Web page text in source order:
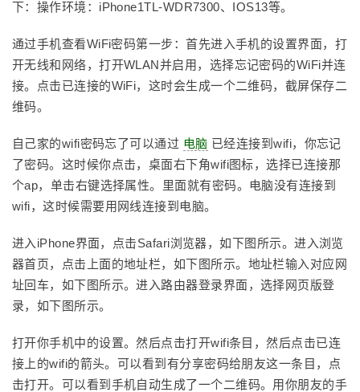
下：操作环境：iPhone1TL-WDR7300、IOS13等。
通过手机查看WiFi密码第一步：首先进入手机的设置界面，打
开无线和网络，打开WLAN并启用，选择忘记密码的WiFi并连
接。点击已连接的WiFi，这时会生成一个二维码，截屏保存二
维码。
自己家的wifi密码忘了可以通过 电脑 已经连接到wifi，你忘记
了密码。这时候你点击，桌面右下角wifi图标，选择已连接那
个ap，单击右键选择属性。里面就有密码。电脑没有连接到
wifi，这时候需要用网线连接到电脑。
进入iPhone界面，点击Safari浏览器，如下图所示。进入浏览
器首页，点击上面的地址栏，如下图所示。地址栏输入对应网
址回车，如下图所示。进入路由器登录界面，选择网页版登
录，如下图所示。
打开你手机中的设置。然后点击打开wifi条目，然后点击已连
接上的wifi的箭头。可以看到有分享密码给朋友这一条目，点
击打开。可以看到手机自动生成了一个二维码。用你朋友的手